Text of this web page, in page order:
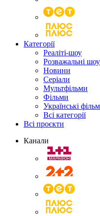
Категорії
Реаліті-шоу
Розважальні шоу
Новини
Серіали
Мультфільми
Фільми
Українські
Всі категорії
Всі проєкти
Канали